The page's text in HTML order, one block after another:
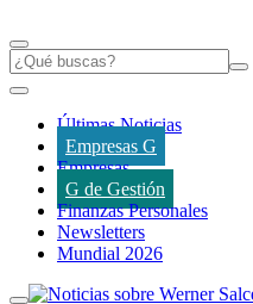
Últimas Noticias
Empresas G
Empresas
G de Gestión
Finanzas Personales
Newsletters
Mundial 2026